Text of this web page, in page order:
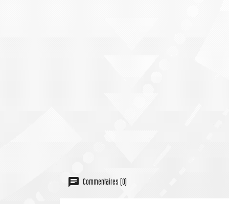
Commentaires (0)